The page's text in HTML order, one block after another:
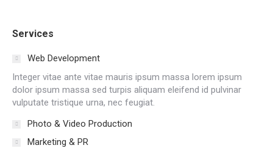
Services
Web Development
Integer vitae ante vitae mauris ipsum massa lorem ipsum
dolor ipsum massa sed turpis aliquam eleifend id pulvinar
vulputate tristique urna, nec feugiat.
Photo & Video Production
Marketing & PR